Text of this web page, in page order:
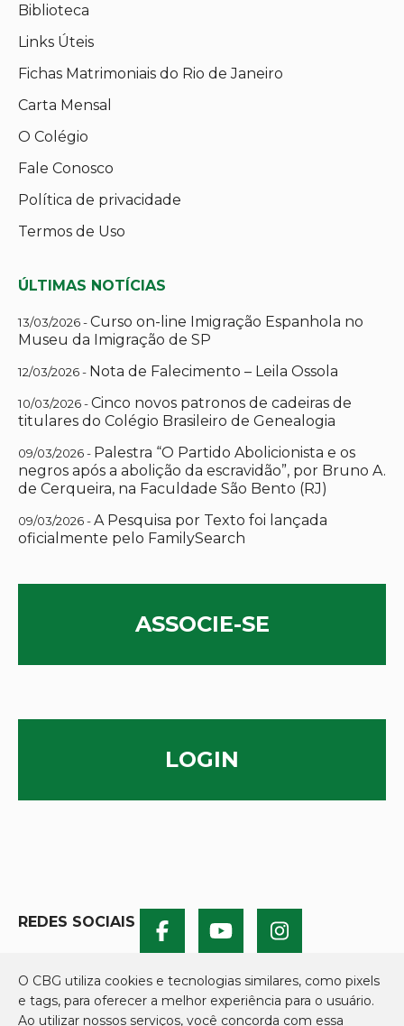
Biblioteca
Links Úteis
Fichas Matrimoniais do Rio de Janeiro
Carta Mensal
O Colégio
Fale Conosco
Política de privacidade
Termos de Uso
ÚLTIMAS NOTÍCIAS
13/03/2026 -Curso on-line Imigração Espanhola no
Museu da Imigração de SP
12/03/2026 - Nota de Falecimento – Leila Ossola
10/03/2026 -Cinco novos patronos de cadeiras de
titulares do Colégio Brasileiro de Genealogia
09/03/2026 - Palestra “O Partido Abolicionista e os
negros após a abolição da escravidão”, por Bruno A.
de Cerqueira, na Faculdade São Bento (RJ)
09/03/2026 -A Pesquisa por Texto foi lançada
oficialmente pelo FamilySearch
ASSOCIE-SE
LOGIN
REDES SOCIAIS
O CBG utiliza cookies e tecnologias similares, como pixels
e tags, para oferecer a melhor experiência para o usuário.
Ao utilizar nossos serviços, você concorda com essa